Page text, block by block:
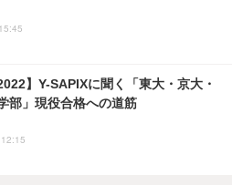
】Y-SAPIXに聞く「東大・京大・
部」現役合格への道筋